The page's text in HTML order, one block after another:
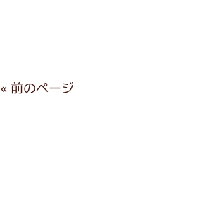
« 前のページ